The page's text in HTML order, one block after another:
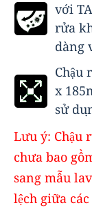
với
rửa
dàng
Chậu
x
sử
Lưu ý: Chậu
chưa bao
sang mẫu
lệch giữa